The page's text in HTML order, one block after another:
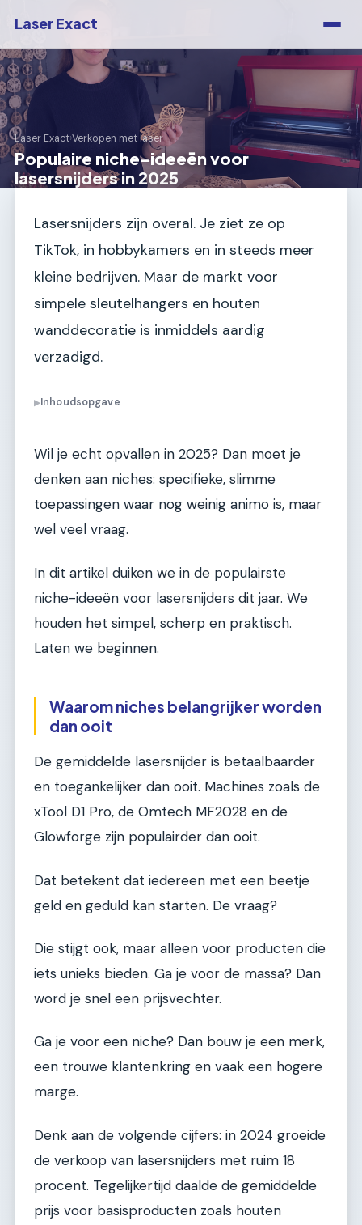
Laser Exact
Laser Exact›Verkopen met laser
Populaire niche-ideeën voor
lasersnijders in 2025
Lasersnijders zijn overal. Je ziet ze op
TikTok, in hobbykamers en in steeds meer
kleine bedrijven. Maar de markt voor
simpele sleutelhangers en houten
wanddecoratie is inmiddels aardig
verzadigd.
▶Inhoudsopgave
Wil je echt opvallen in 2025? Dan moet je
denken aan niches: specifieke, slimme
toepassingen waar nog weinig animo is, maar
wel veel vraag.
In dit artikel duiken we in de populairste
niche-ideeën voor lasersnijders dit jaar. We
houden het simpel, scherp en praktisch.
Laten we beginnen.
Waarom niches belangrijker worden
dan ooit
De gemiddelde lasersnijder is betaalbaarder
en toegankelijker dan ooit. Machines zoals de
xTool D1 Pro, de Omtech MF2028 en de
Glowforge zijn populairder dan ooit.
Dat betekent dat iedereen met een beetje
geld en geduld kan starten. De vraag?
Die stijgt ook, maar alleen voor producten die
iets unieks bieden. Ga je voor de massa? Dan
word je snel een prijsvechter.
Ga je voor een niche? Dan bouw je een merk,
een trouwe klantenkring en vaak een hogere
marge.
Denk aan de volgende cijfers: in 2024 groeide
de verkoop van lasersnijders met ruim 18
procent. Tegelijkertijd daalde de gemiddelde
prijs voor basisproducten zoals houten